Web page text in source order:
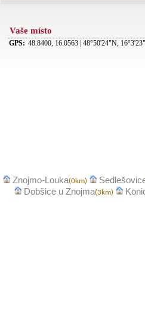
Vaše místo
GPS: 48.8400, 16.0563 | 48°50'24"N,
Znojmo-Louka(0km)
Dobšice u Znojma(3km)